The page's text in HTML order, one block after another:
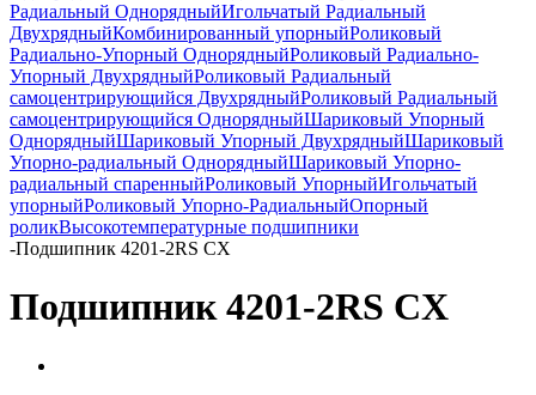
Радиальный ОднорядныйИгольчатый Радиальный
ДвухрядныйКомбинированный упорныйРоликовый
Радиально-Упорный ОднорядныйРоликовый Радиально-
Упорный ДвухрядныйРоликовый Радиальный
самоцентрирующийся ДвухрядныйРоликовый Радиальный
самоцентрирующийся ОднорядныйШариковый Упорный
ОднорядныйШариковый Упорный ДвухрядныйШариковый
Упорно-радиальный ОднорядныйШариковый Упорно-
радиальный спаренныйРоликовый УпорныйИгольчатый
упорныйРоликовый Упорно-РадиальныйОпорный
роликВысокотемпературные подшипники
-Подшипник 4201-2RS CX
Подшипник 4201-2RS CX